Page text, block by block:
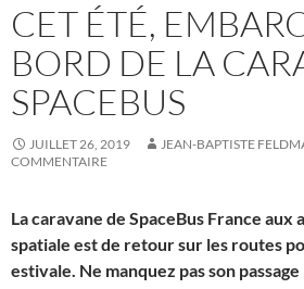
CET ÉTÉ,
BORD DE LA
SPACEBUS
JUILLET 26, 2019 JEAN-BAPTISTE
COMMENTAIRE
La caravane de SpaceBus France aux
spatiale est de retour sur les routes
estivale. Ne manquez pas son passage